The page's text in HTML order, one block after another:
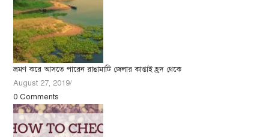
ভ্রমণ করে আসতে পারেন রাঙামাটি জেলার কাপ্তাই হ্রদ থেকে
August 27, 2019/
0 Comments